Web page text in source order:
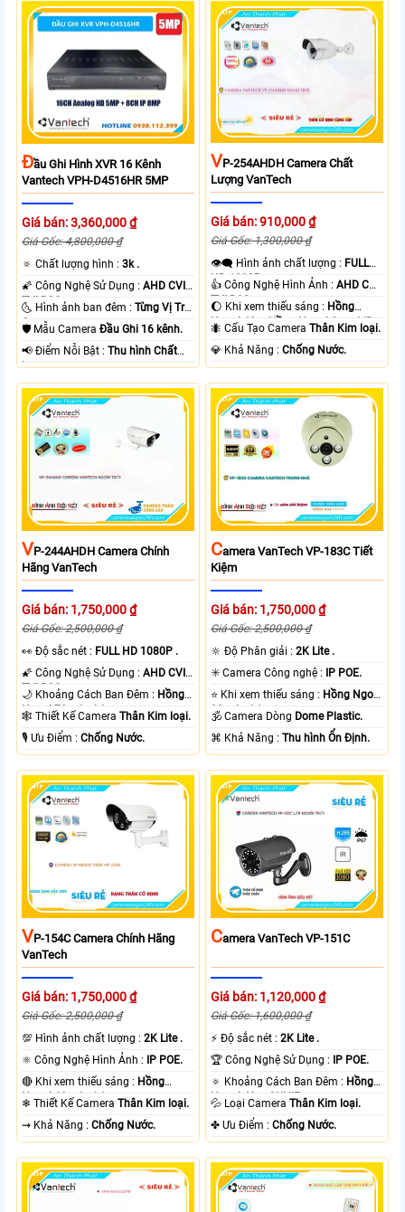
ĐẦu Ghi Hình XVR 16 Kênh
Vantech VPH-D4516HR 5MP
Giá bán: 3,360,000 ₫
Giá Gốc: 4,800,000 ₫
🔅 Chất lượng hình :3k .
🌠 Công Nghệ Sử Dụng :AHD CVI
TVI BCS.
🌜 Hình ảnh ban đêm :Từng Vị Trí
Camera .
🛡 Mẫu CameraĐầu Ghi 16 kênh.
️📢 Điểm Nỗi Bật :Thu hình Chất
Lượng.
VP-254AHDH Camera Chất
Lượng VanTech
Giá bán: 910,000 ₫
Giá Gốc: 1,300,000 ₫
👁️‍🗨 Hình ảnh chất lượng : FULL
HD 1080P .
👍 Công Nghệ Hình Ảnh :AHD CVI
TVI BCS.
🌔 Khi xem thiếu sáng : Hồng
Ngoại 40m Hồng Ngoại Smart IR.
🐜 Cấu Tạo CameraThân Kim loại.
️💎 Khả Năng :Chống Nước.
VP-244AHDH Camera Chính
Hãng VanTech
Giá bán: 1,750,000 ₫
Giá Gốc: 2,500,000 ₫
️👀 Độ sắc nét : FULL HD 1080P .
🌠 Công Nghệ Sử Dụng :AHD CVI
TVI BCS.
🌙 Khoảng Cách Ban Đêm : Hồng
Ngoại 70m Led Array.
🕸️ Thiết Kế CameraThân Kim loại.
️🎙 Ưu Điểm :Chống Nước.
CAmera VanTech VP-183C Tiết
Kiệm
Giá bán: 1,750,000 ₫
Giá Gốc: 2,500,000 ₫
🔆 Độ Phân giải :2K Lite .
✳️ Camera Công nghệ :
IP POE.
⭐ Khi xem thiếu sáng : Hồng Ngoại
30m Led Array.
🕉️ Camera Dòng Dome Plastic.
️⌘ Khả Năng :Thu hình Ổn Định.
VP-154C Camera Chính Hãng
VanTech
Giá bán: 1,750,000 ₫
Giá Gốc: 2,500,000 ₫
💯 Hình ảnh chất lượng :2K Lite .
⚛️ Công Nghệ Hình Ảnh :
IP POE.
🔴 Khi xem thiếu sáng : Hồng
Ngoại 60m Led Array.
❄ Thiết Kế CameraThân Kim loại.
️⇝ Khả Năng :Chống Nước.
CAmera VanTech VP-151C
Giá bán: 1,120,000 ₫
Giá Gốc: 1,600,000 ₫
️⚡ Độ sắc nét :2K Lite .
🏆 Công Nghệ Sử Dụng :
IP POE.
🔅 Khoảng Cách Ban Đêm : Hồng
Ngoại 40m ONVIF.
💦 Loại CameraThân Kim loại.
️✤ Ưu Điểm :Chống Nước.